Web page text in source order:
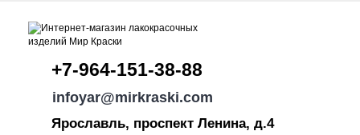
+7-964-151-38-88
infoyar@mirkraski.com
Ярославль, проспект Ленина, д.4